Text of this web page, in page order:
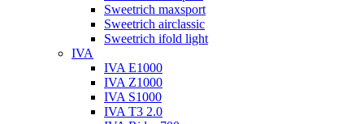
Sweetrich maxsport
Sweetrich airclassic
Sweetrich ifold light
IVA
IVA E1000
IVA Z1000
IVA S1000
IVA T3 2.0